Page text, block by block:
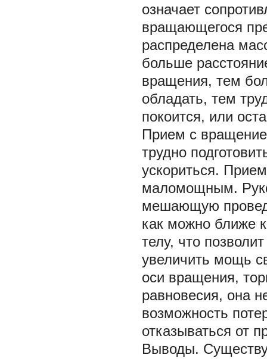
означает
вращающегося
распределена
больше
вращения, тем
обладать, тем
покоится, или
Прием с
трудно
ускориться.
маломощным.
мешающую
как можно ближе
телу, что
увеличить мощь
оси вращения,
равновесия, она
возможность
отказываться от
Выводы.